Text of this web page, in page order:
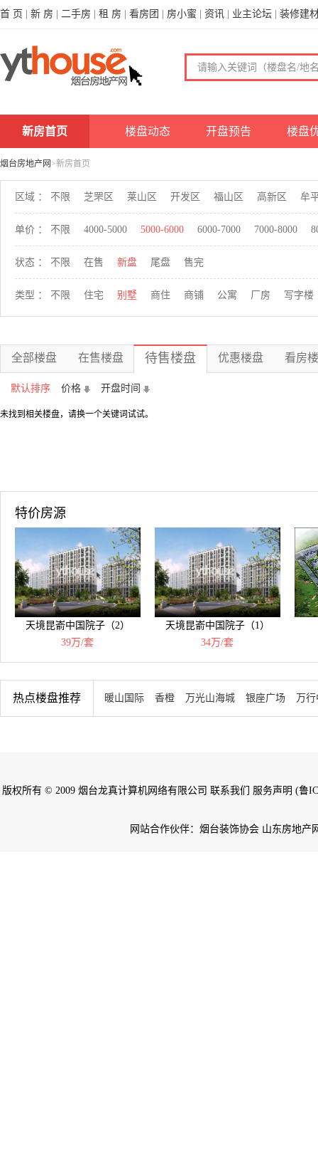
首 页 新 房 二手房 租 房 看房团 房小蜜 资讯 业主论坛 装修建
新房首页 楼盘动态 开盘预告 楼盘
烟台房地产网 >新房首页
区域 ： 不限 芝罘区 莱山区 开发区 福山区 高新区 牟
单价 ： 不限 4000-5000 5000-6000 6000-7000 7000-8000
状态 ： 不限 在售 新盘 尾盘 售完
类型 ： 不限 住宅 别墅 商住 商铺 公寓 厂房 写字楼
全部楼盘 在售楼盘 待售楼盘 优惠楼盘 看房
默认排序 价格 开盘时间
未找到相关楼盘，请换一个关键词试试。
特价房源
天境昆嵛中国院子（2）
39万/套
天境昆嵛中国院子（1）
34万/套
热点楼盘推荐 暖山国际 香橙 万光山海城 银座广场 万
版权所有 © 2009 烟台龙真计算机网络有限公司 联系我们 服务声明 (鲁
网站合作伙伴：烟台装饰协会 山东房地